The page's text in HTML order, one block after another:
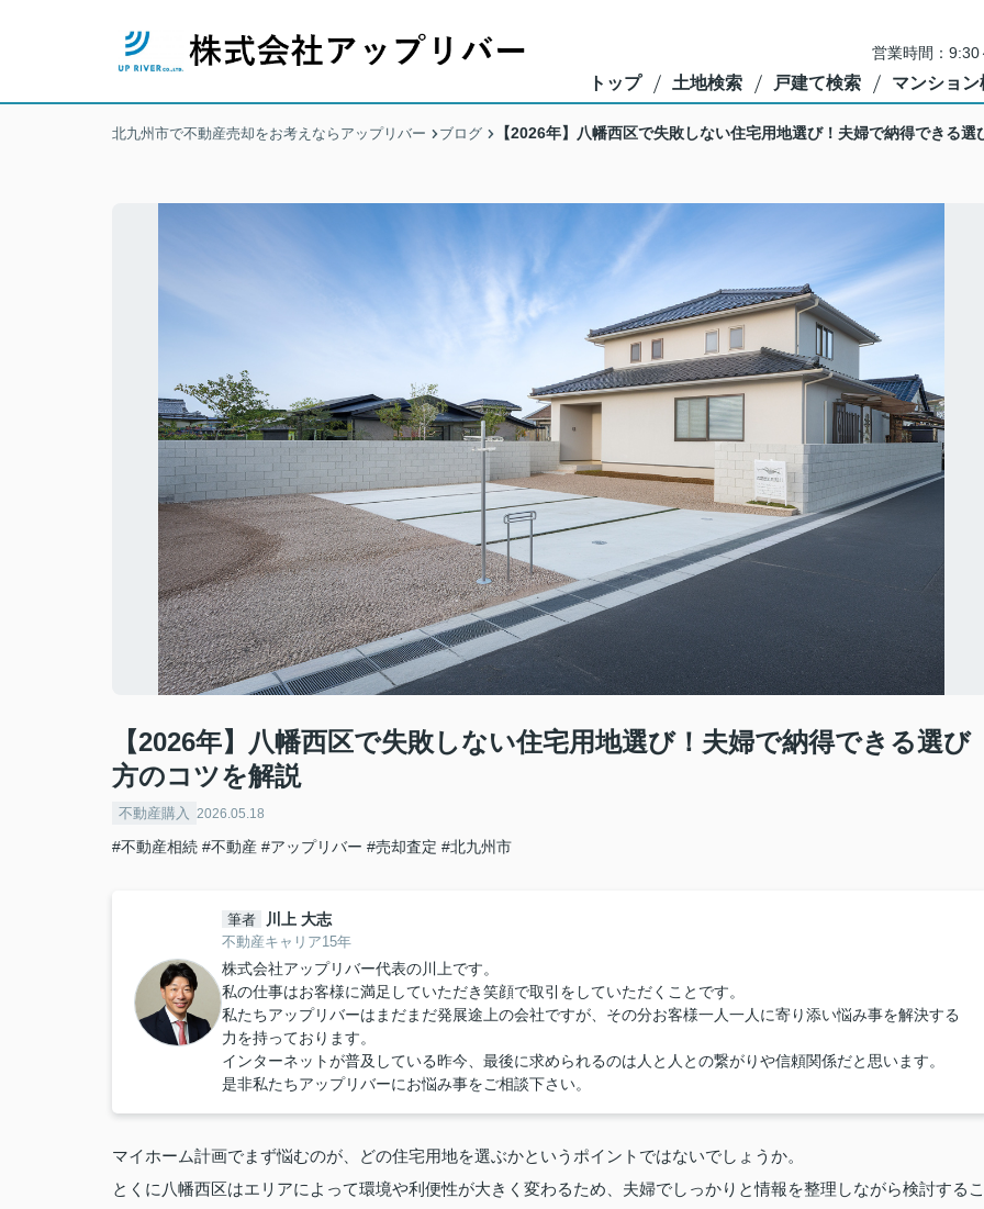
営業時間：
トップ 土地検索 戸建て検索 マンション
北九州市で不動産売却をお考えならアップリバー ブログ 【2026年】八幡西区で失敗しない住宅用地選び！夫婦で納得できる選
【2026年】八幡西区で失敗しない住宅用地選び！夫婦で納得できる選び
方のコツを解説
不動産購入 2026.05.18
#不動産相続 #不動産 #アップリバー #売却査定 #北九州市
筆者 川上 大志
不動産キャリア15年
株式会社アップリバー代表の川上です。
私の仕事はお客様に満足していただき笑顔で取引をしていただくことです。
私たちアップリバーはまだまだ発展途上の会社ですが、その分お客様一人一人に寄り添い悩み事を解決する
力を持っております。
インターネットが普及している昨今、最後に求められるのは人と人との繋がりや信頼関係だと思います。
是非私たちアップリバーにお悩み事をご相談下さい。
マイホーム計画でまず悩むのが、どの住宅用地を選ぶかというポイントではないでしょうか。
とくに八幡西区はエリアによって環境や利便性が大きく変わるため、夫婦でしっかりと情報を整理しながら検討するこ